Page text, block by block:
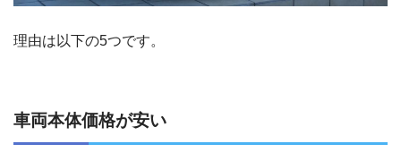
理由は以下の5つです。
車両本体価格が安い